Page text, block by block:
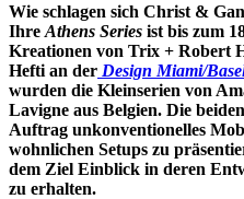
Wie schlagen sich Christ &
Ihre Athens Series ist bis zum
Kreationen von Trix + Robert
Hefti an der Design Miami/
wurden die Kleinserien von
Lavigne aus Belgien. Die
Auftrag unkonventionelles
wohnlichen Setups zu
dem Ziel Einblick in deren
zu erhalten.